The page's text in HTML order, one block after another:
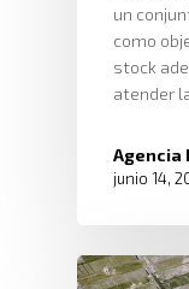
un
como
stock
atender
Agencia
junio 14,